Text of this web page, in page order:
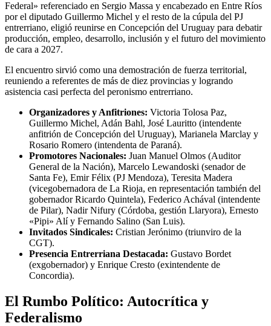
Federal» referenciado en Sergio Massa y encabezado en Entre Ríos
por el diputado Guillermo Michel y el resto de la cúpula del PJ
entrerriano, eligió reunirse en Concepción del Uruguay para debatir
producción, empleo, desarrollo, inclusión y el futuro del movimiento
de cara a 2027.
El encuentro sirvió como una demostración de fuerza territorial,
reuniendo a referentes de más de diez provincias y logrando
asistencia casi perfecta del peronismo entrerriano.
Organizadores y Anfitriones: Victoria Tolosa Paz,
Guillermo Michel, Adán Bahl, José Lauritto (intendente
anfitrión de Concepción del Uruguay), Marianela Marclay y
Rosario Romero (intendenta de Paraná).
Promotores Nacionales: Juan Manuel Olmos (Auditor
General de la Nación), Marcelo Lewandoski (senador de
Santa Fe), Emir Félix (PJ Mendoza), Teresita Madera
(vicegobernadora de La Rioja, en representación también del
gobernador Ricardo Quintela), Federico Achával (intendente
de Pilar), Nadir Nifury (Córdoba, gestión Llaryora), Ernesto
«Pipi» Alí y Fernando Salino (San Luis).
Invitados Sindicales: Cristian Jerónimo (triunviro de la
CGT).
Presencia Entrerriana Destacada: Gustavo Bordet
(exgobernador) y Enrique Cresto (exintendente de
Concordia).
El Rumbo Político: Autocrítica y
Federalismo